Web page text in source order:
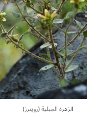
الزهرة الجبلية (رويترز)